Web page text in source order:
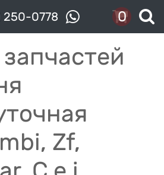
250-0778 0
Zf,